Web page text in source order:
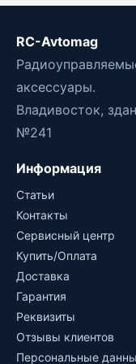
RC-Avtomag
аксессуары.
Владивосток,
№241
Информация
Статьи
Контакты
Сервисный центр
Купить/Оплата
Доставка
Гарантия
Реквизиты
Отзывы клиентов
Персональные